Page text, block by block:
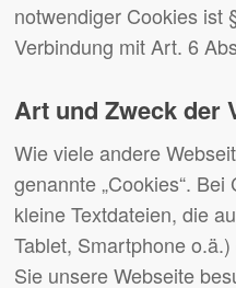
notwendiger Cookies ist
Verbindung mit Art. 6
Art und Zweck der
Wie viele andere
genannte „Cookies“.
kleine Textdateien, die
Tablet, Smartphone
Sie unsere Webseite